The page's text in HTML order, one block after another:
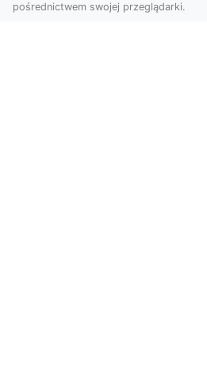
pośrednictwem swojej przeglądarki.